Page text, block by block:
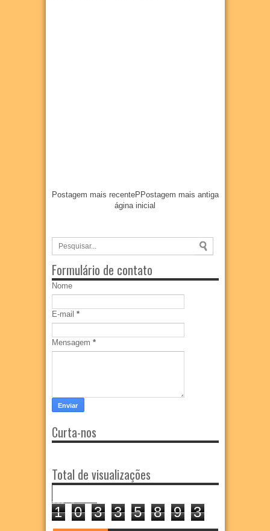
Postagem mais recente Postagem mais antiga
P
ágina inicial
Formulário de contato
Nome
E-mail *
Mensagem *
Curta-nos
Total de visualizações
1 0 3 3 5 8 9 3